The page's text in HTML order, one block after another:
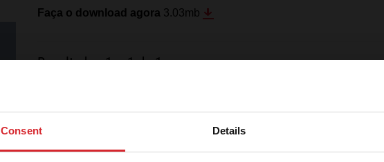
Consent Details
Faça o download agora3.03mb
Resultados1–1de 1
Faça login no centro de download